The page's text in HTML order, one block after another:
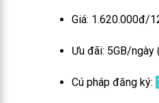
Giá: 1.620.000đ/
Ưu đãi: 5GB/ngày
Cú pháp đăng ký: